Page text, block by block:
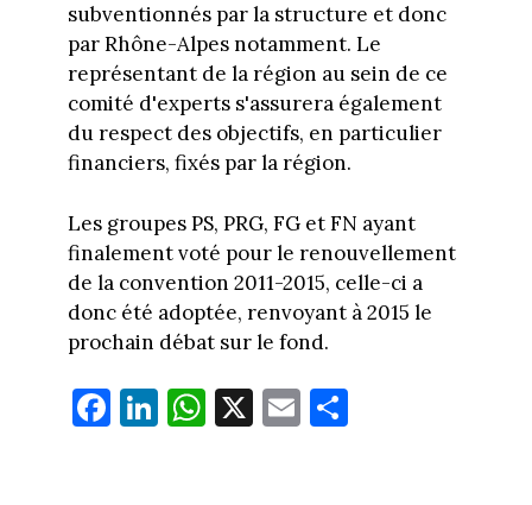
subventionnés par la structure et donc
par Rhône-Alpes notamment. Le
représentant de la région au sein de ce
comité d'experts s'assurera également
du respect des objectifs, en particulier
financiers, fixés par la région.
Les groupes PS, PRG, FG et FN ayant
finalement voté pour le renouvellement
de la convention 2011-2015, celle-ci a
donc été adoptée, renvoyant à 2015 le
prochain débat sur le fond.
Fa
ce
Li
nk
W
ha
X E
m
Pa